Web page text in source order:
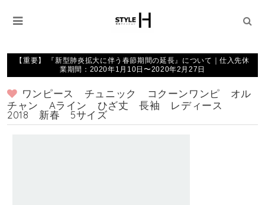
【重要】 『新型肺炎拡大に伴う春節期間の延長』について｜仕入先休
業期間：2020年1月10日〜2020年2月27日
ワンピース チュニック コクーンワンピ オル
チャン Aライン ひざ丈 長袖 レディース
2018 新春 5サイズ